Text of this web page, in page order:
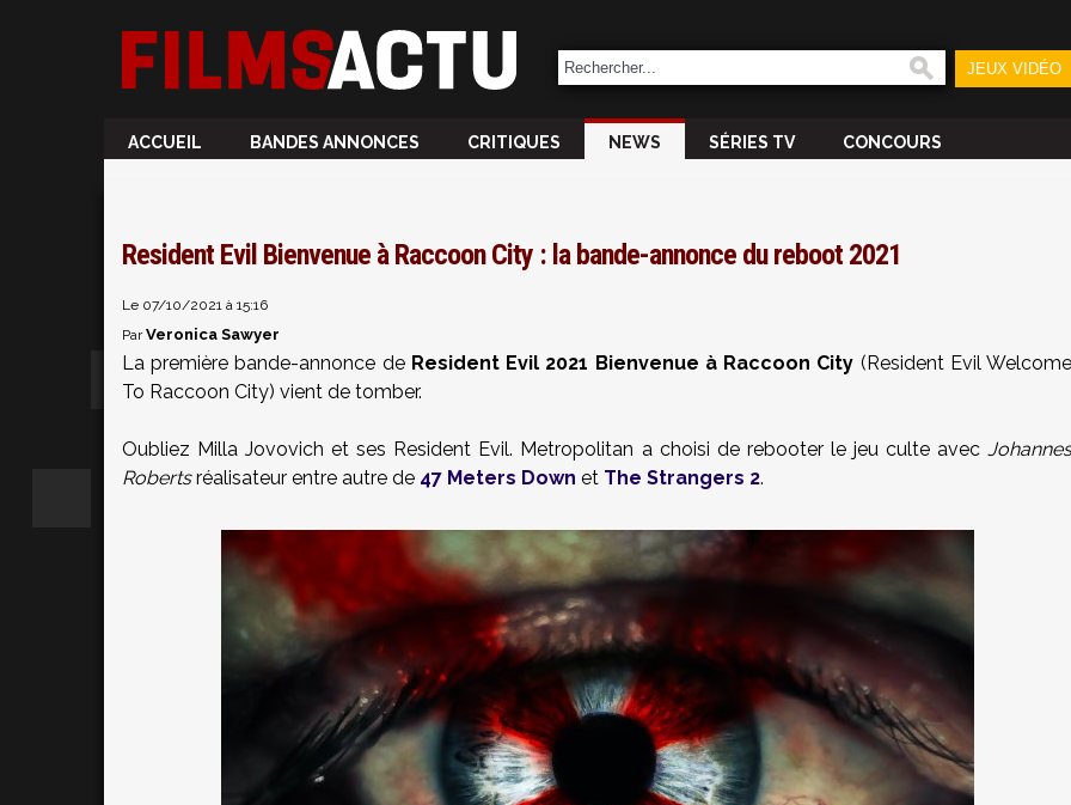
JEUX VIDÉO
ACCUEIL BANDES ANNONCES CRITIQUES NEWS SÉRIES TV CONCOURS
Resident Evil Bienvenue à Raccoon City : la bande-annonce du reboot 2021
Le 07/10/2021 à 15:16
ParVeronica Sawyer
La première bande-annonce de Resident Evil 2021 Bienvenue à Raccoon City (Resident Evil Welcome
To Raccoon City) vient de tomber.
Oubliez Milla Jovovich et ses Resident Evil. Metropolitan a choisi de rebooter le jeu culte avec Johannes
Robertsréalisateur entre autre de 47 Meters Down et The Strangers 2.